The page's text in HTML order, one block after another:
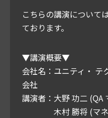
こちらの講演について
ております。
▼講演概要▼
会社名：ユニティ・ テ
会社
講演者：大野 功二 (QA
木村 勝将 (マネー